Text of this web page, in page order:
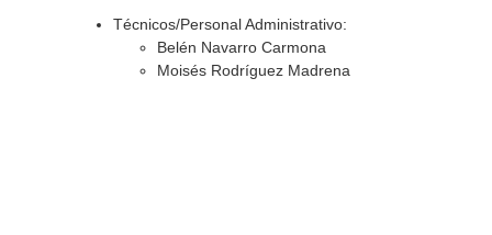
Técnicos/Personal Administrativo:
Belén Navarro Carmona
Moisés Rodríguez Madrena